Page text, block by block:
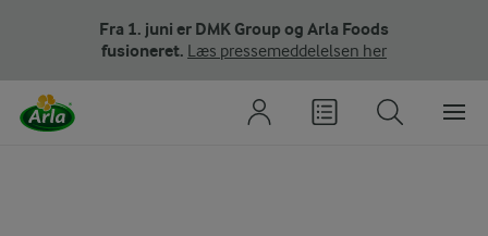
Fra 1. juni er DMK Group og Arla Foods
fusioneret. Læs pressemeddelelsen her